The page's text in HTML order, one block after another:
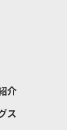
介
ス